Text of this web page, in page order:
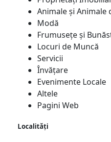
Animale și Animale
Modă
Frumusețe și
Locuri de Muncă
Servicii
Învățare
Evenimente Locale
Altele
Pagini Web
Localități